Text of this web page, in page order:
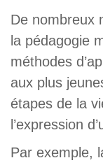
De nombreux
la pédagogie
méthodes
aux plus
étapes de la
l’expression
Par exemple,